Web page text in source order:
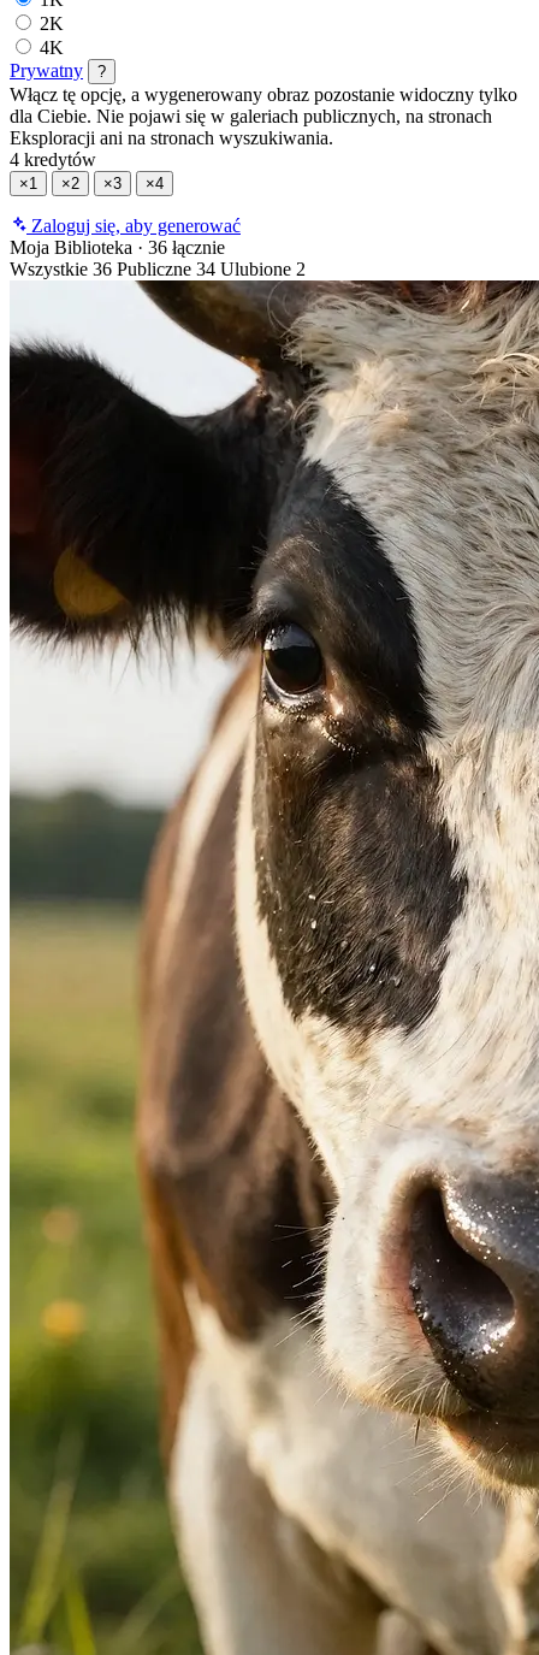
2K
4K
Prywatny
?
Włącz tę opcję, a wygenerowany obraz pozostanie widoczny tylko
dla Ciebie. Nie pojawi się w galeriach publicznych, na stronach
Eksploracji ani na stronach wyszukiwania.
4 kredytów
×1 ×2 ×3 ×4
Zaloguj się, aby generować
Moja Biblioteka · 36 łącznie
Wszystkie 36 Publiczne 34 Ulubione 2